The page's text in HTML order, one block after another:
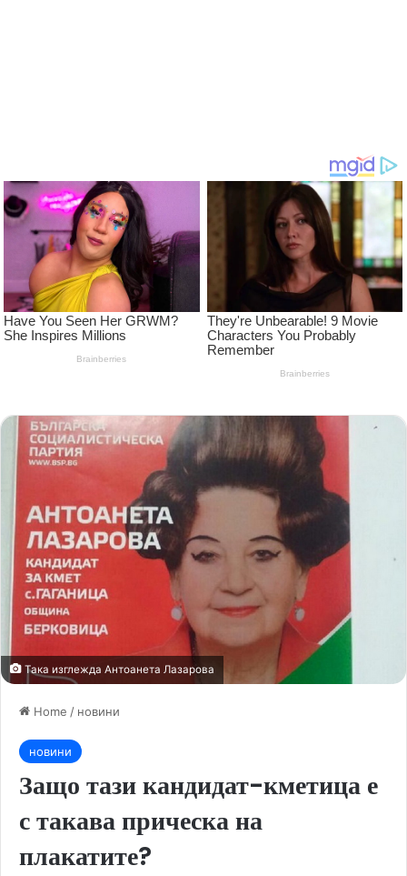
Така изглежда Антоанета Лазарова
Home / новини
новини
Защо тази кандидат-кметица е
с такава прическа на
плакатите?